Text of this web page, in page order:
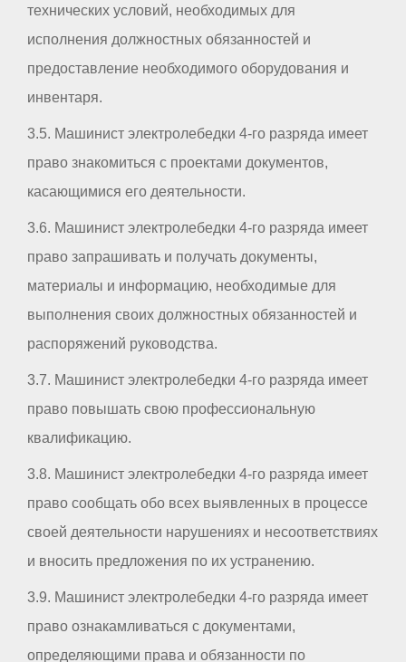
технических условий, необходимых для
исполнения должностных обязанностей и
предоставление необходимого оборудования и
инвентаря.
3.5. Машинист электролебедки 4-го разряда имеет
право знакомиться с проектами документов,
касающимися его деятельности.
3.6. Машинист электролебедки 4-го разряда имеет
право запрашивать и получать документы,
материалы и информацию, необходимые для
выполнения своих должностных обязанностей и
распоряжений руководства.
3.7. Машинист электролебедки 4-го разряда имеет
право повышать свою профессиональную
квалификацию.
3.8. Машинист электролебедки 4-го разряда имеет
право сообщать обо всех выявленных в процессе
своей деятельности нарушениях и несоответствиях
и вносить предложения по их устранению.
3.9. Машинист электролебедки 4-го разряда имеет
право ознакамливаться с документами,
определяющими права и обязанности по